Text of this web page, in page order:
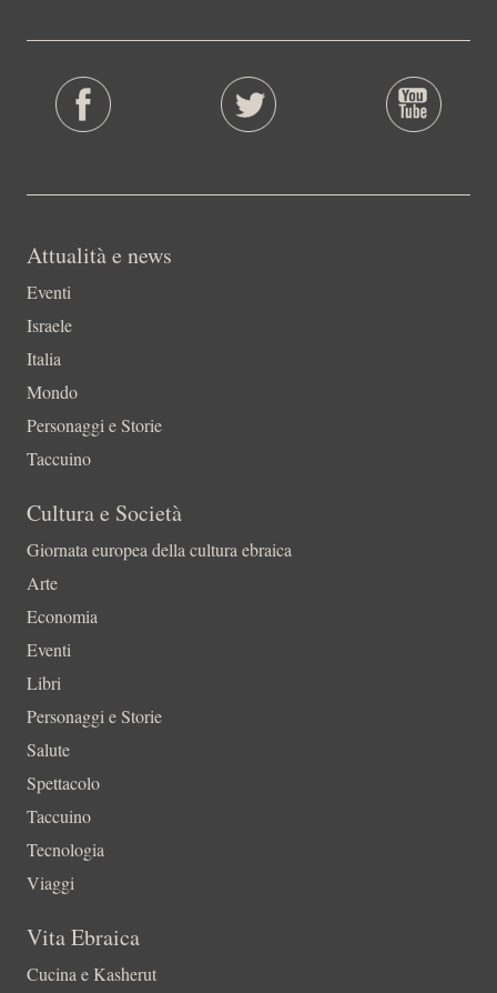
Attualità e news
Eventi
Israele
Italia
Mondo
Personaggi e Storie
Taccuino
Cultura e Società
Giornata europea della cultura ebraica
Arte
Economia
Eventi
Libri
Personaggi e Storie
Salute
Spettacolo
Taccuino
Tecnologia
Viaggi
Vita Ebraica
Cucina e Kasherut